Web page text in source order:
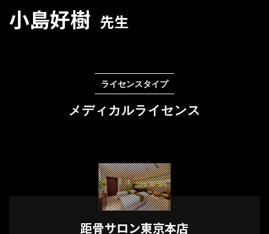
小島好樹 先生
ライセンスタイプ
メディカルライセンス
距骨サロン東京本店